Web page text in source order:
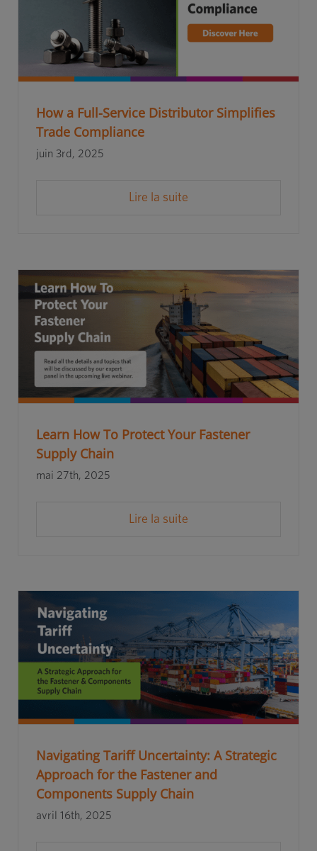
How a Full-Service Distributor Simplifies
Trade Compliance
juin 3rd, 2025
Lire la suite
Learn How To Protect Your Fastener
Supply Chain
mai 27th, 2025
Lire la suite
Navigating Tariff Uncertainty: A Strategic
Approach for the Fastener and
Components Supply Chain
avril 16th, 2025